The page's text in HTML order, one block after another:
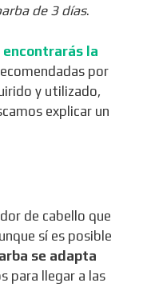
de 3 días.
encontrarás la
por
y utilizado,
explicar un
de cabello que
sí es posible
se adapta
para llegar a las